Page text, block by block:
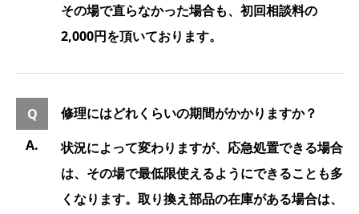
その場で直らなかった場合も、初回相談料の
2,000円を頂いております。
修理にはどれくらいの期間がかかりますか？
状況によって変わりますが、応急処置できる場合
は、その場で最低限使えるようにできることも多
くなります。取り換え部品の在庫がある場合は、